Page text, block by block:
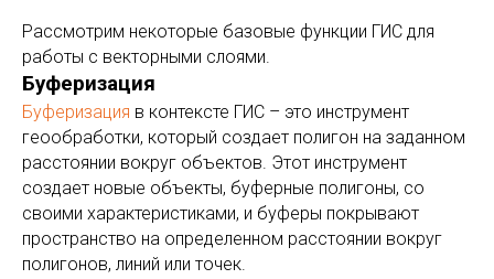
Рассмотрим некоторые базовые функции ГИС для
работы с векторными слоями.
Буферизация
Буферизация в контексте ГИС – это инструмент
геообработки, который создает полигон на заданном
расстоянии вокруг объектов. Этот инструмент
создает новые объекты, буферные полигоны, со
своими характеристиками, и буферы покрывают
пространство на определенном расстоянии вокруг
полигонов, линий или точек.